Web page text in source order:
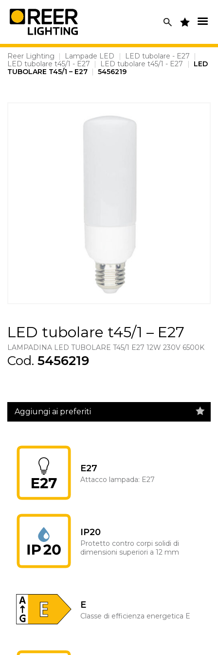
content
Reer Lighting | Lampade LED | LED tubolare - E27
|
LED tubolare t45/1 - E27
| LED tubolare t45/1 - E27 |
LED
TUBOLARE T45/1 – E27 | 5456219
LED tubolare t45/1 – E27
LAMPADINA LED TUBOLARE T45/1 E27 12W 230V 6500K
Cod. 5456219
Aggiungi ai preferiti
E27
Attacco lampada: E27
IP20
Protetto contro corpi solidi di
dimensioni superiori a 12 mm
E
Classe di efficienza energetica E